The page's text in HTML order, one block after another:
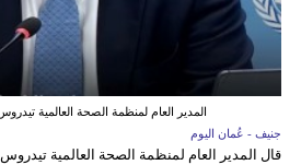
المدير العام لمنظمة الصحة العالمية
جنيف - عُمان اليوم
قال المدير العام لمنظمة الصحة العالمية